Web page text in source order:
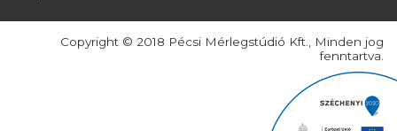
Copyright © 2018 Pécsi Mérlegstúdió Kft., Minden jog
fenntartva.